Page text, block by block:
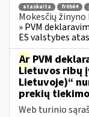
ataskaita fr0564
Mokesčių
» PVM
ES valstybes
Ar PVM
Lietuvos ribų
Lietuvoje)“
prekių tiekimo
Web turinio